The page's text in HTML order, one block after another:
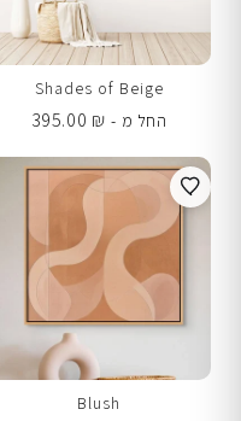
Shades of Beige
החל מ -
395.00 ₪
Blush